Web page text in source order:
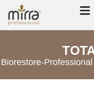
Biorestore-Professional